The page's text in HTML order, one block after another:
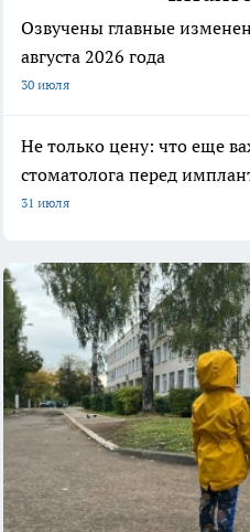
Озвучены главные
августа 2026 года
30 июля
Не только цену: что еще
стоматолога перед
31 июля